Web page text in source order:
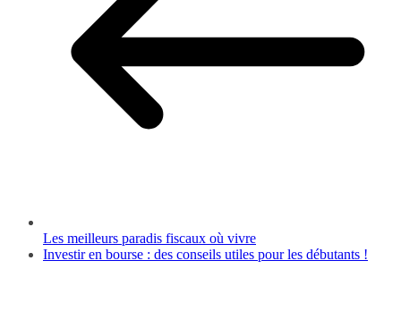
Les meilleurs paradis fiscaux où vivre
Investir en bourse : des conseils utiles pour les débutants !